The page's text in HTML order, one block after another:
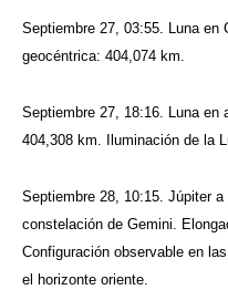
Septiembre 27, 03:55. Luna en
geocéntrica: 404,074 km.
Septiembre 27, 18:16. Luna en
404,308 km. Iluminación de la
Septiembre 28, 10:15. Júpiter
constelación de Gemini.
Configuración observable en
el horizonte oriente.